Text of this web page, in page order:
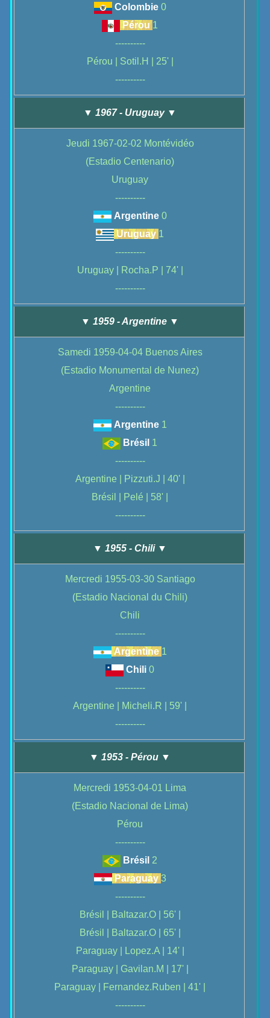
Colombie 0
Pérou 1
----------
Pérou | Sotil.H | 25' |
----------
▼ 1967 - Uruguay ▼
Jeudi 1967-02-02 Montévidéo
(Estadio Centenario)
Uruguay
----------
Argentine 0
Uruguay 1
----------
Uruguay | Rocha.P | 74' |
----------
▼ 1959 - Argentine ▼
Samedi 1959-04-04 Buenos Aires
(Estadio Monumental de Nunez)
Argentine
----------
Argentine 1
Brésil 1
----------
Argentine | Pizzuti.J | 40' |
Brésil | Pelé | 58' |
----------
▼ 1955 - Chili ▼
Mercredi 1955-03-30 Santiago
(Estadio Nacional du Chili)
Chili
----------
Argentine 1
Chili0
----------
Argentine | Micheli.R | 59' |
----------
▼ 1953 - Pérou ▼
Mercredi 1953-04-01 Lima
(Estadio Nacional de Lima)
Pérou
----------
Brésil 2
Paraguay 3
----------
Brésil | Baltazar.O | 56' |
Brésil | Baltazar.O | 65' |
Paraguay | Lopez.A | 14' |
Paraguay | Gavilan.M | 17' |
Paraguay | Fernandez.Ruben | 41' |
----------